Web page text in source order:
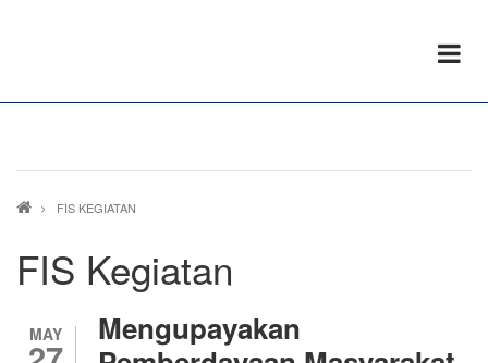
Breadcrumb
FIS KEGIATAN
FIS Kegiatan
MAY
Mengupayakan